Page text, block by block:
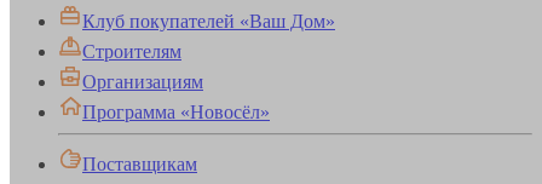
Клуб покупателей «Ваш Дом»
Строителям
Организациям
Программа «Новосёл»
Поставщикам